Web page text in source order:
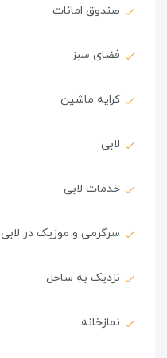
صندوق امانات
فضای سبز
کرایه ماشین
لابی
خدمات لابی
سرگرمی و موزیک در لابی
نزدیک به ساحل
نمازخانه